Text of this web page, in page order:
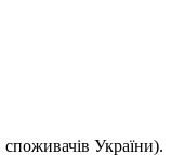
України).